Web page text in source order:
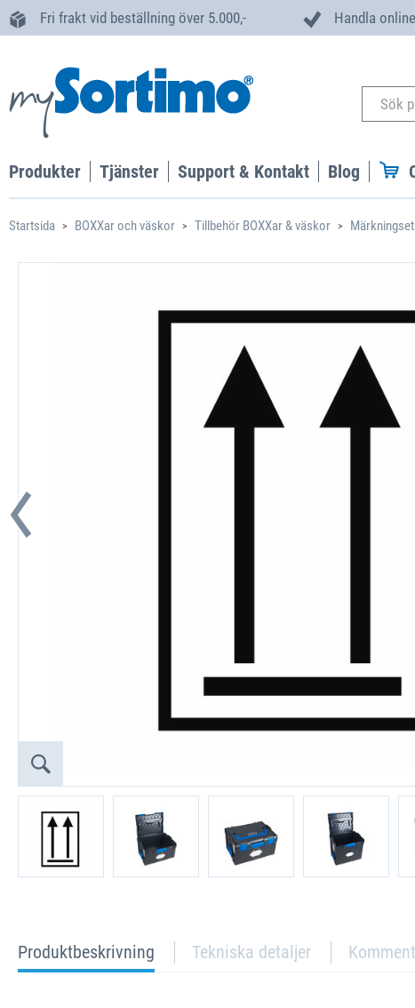
Fri frakt vid beställning över 5.000,- Handla
Produkter Tjänster Support & Kontakt Blog
Startsida BOXXar och väskor Tillbehör BOXXar & väskor
current
tab:
Produktbeskrivning Tekniska detaljer